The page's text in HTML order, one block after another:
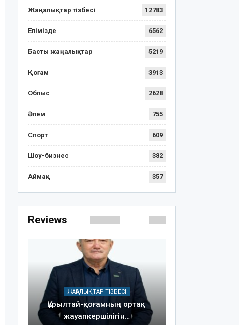
Жаңалықтар тізбесі 12783
Елімізде 6562
Басты жаңалықтар 5219
Қоғам 3913
Облыс 2628
Әлем 755
Спорт 609
Шоу-бизнес 382
Аймақ 357
Reviews
ЖАҢАЛЫҚТАР ТІЗБЕСІ
Құрылтай-қоғамның ортақ
жауапкершілігін…